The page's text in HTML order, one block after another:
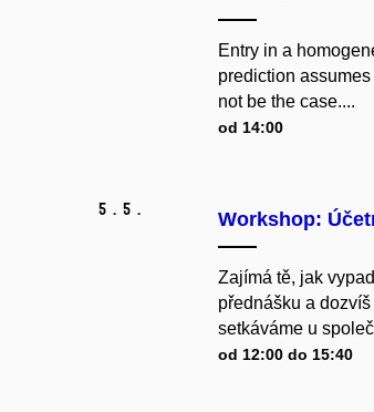
Entry in a
prediction
not be the case....
od 14:00
5. 5. Workshop:
Zajímá tě, jak
přednášku a
setkáváme u
od 12:00 do 15:40